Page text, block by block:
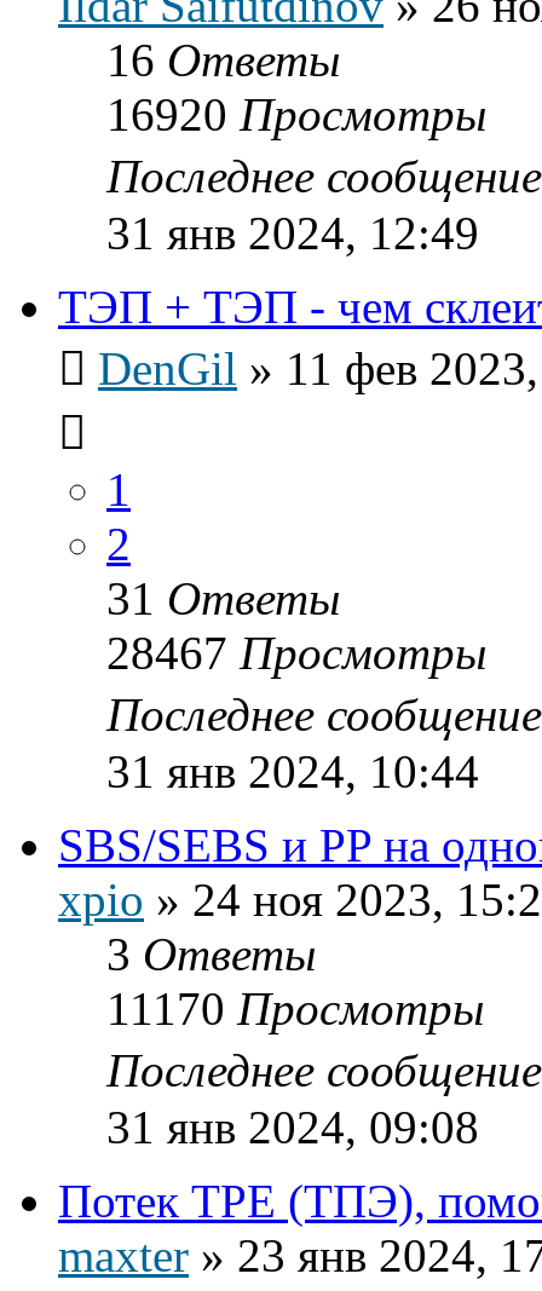
16 Ответы
16920 Просмотры
Последнее
31 янв 2024, 12:49
ТЭП + ТЭП - чем
DenGil » 11 фев
1
2
31 Ответы
28467 Просмотры
Последнее
31 янв 2024, 10:44
SBS/SEBS и PP на
xpio » 24 ноя 2023,
3 Ответы
11170 Просмотры
Последнее
31 янв 2024, 09:08
Потек TPE (ТПЭ),
maxter » 23 янв 2024,